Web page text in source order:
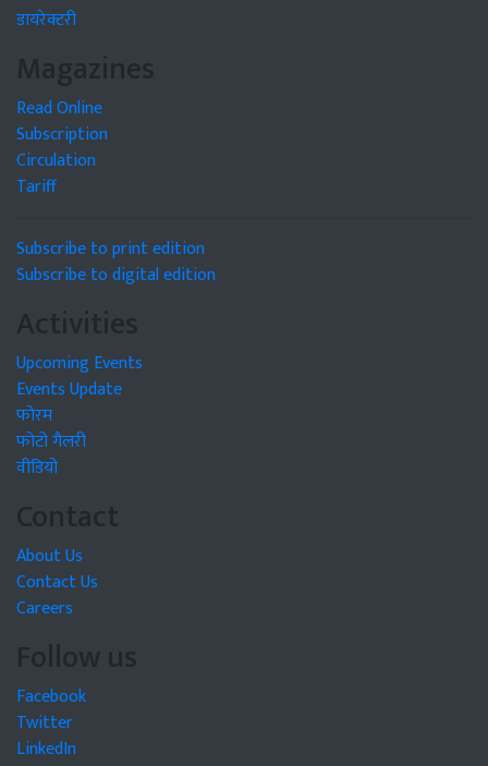
डायरेक्टरी
Magazines
Read Online
Subscription
Circulation
Tariff
Subscribe to print edition
Subscribe to digital edition
Activities
Upcoming Events
Events Update
फोरम
फोटो गैलरी
वीडियो
Contact
About Us
Contact Us
Careers
Follow us
Facebook
Twitter
LinkedIn